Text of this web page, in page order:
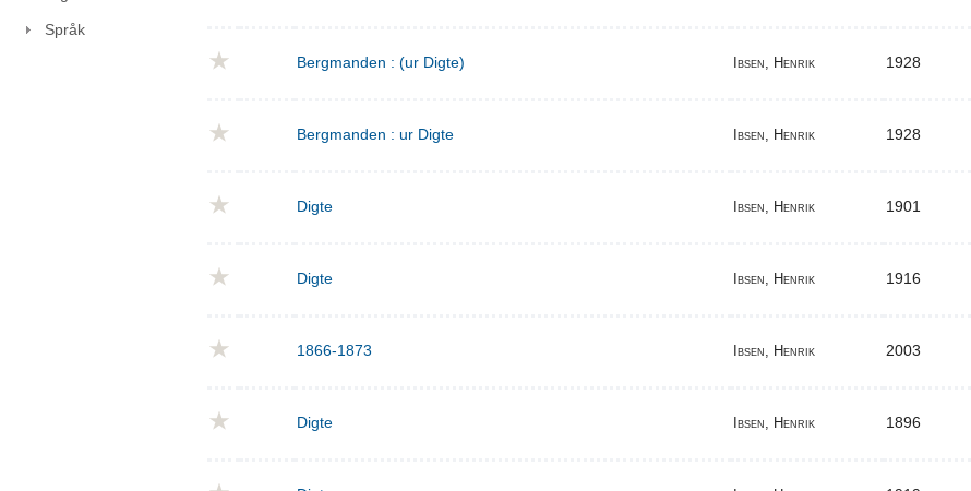
Språk
Bergmanden : (ur Digte) Ibsen, Henrik 1928
Bergmanden : ur Digte Ibsen, Henrik 1928
Digte Ibsen, Henrik 1901
Digte Ibsen, Henrik 1916
1866-1873 Ibsen, Henrik 2003
Digte Ibsen, Henrik 1896